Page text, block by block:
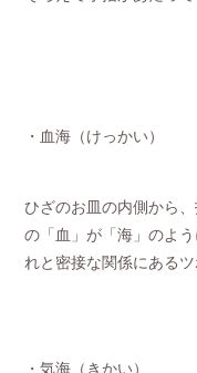
・血海（けっかい）
ひざのお皿の内側から
の「血」が「海」のよ
れと密接な関係にある
・気海（きかい）